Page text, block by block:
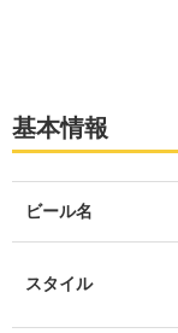
基本情報
ビール名
スタイル